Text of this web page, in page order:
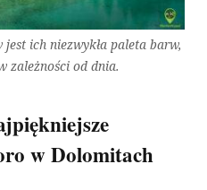
ich niezwykła paleta barw,
zależności od dnia.
w Dolomitach